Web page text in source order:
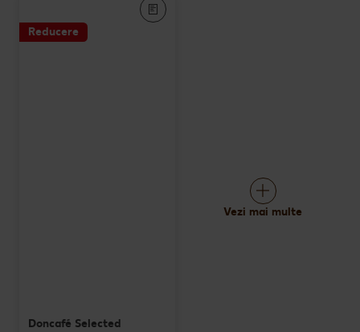
Reducere
Doncafé Selected
Vezi mai multe